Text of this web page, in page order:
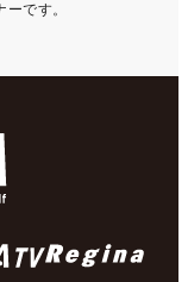
です。